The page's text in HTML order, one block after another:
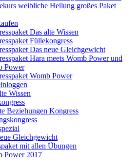
weibliche Heilung großes Paket
Das alte Wissen
Füllekongress
Das neue Gleichgewicht
Hara meets Womb Power und
Power
Womb Power
Wissen
Beziehungen Kongress
Gleichgewicht
mit allen Übungen
Power 2017